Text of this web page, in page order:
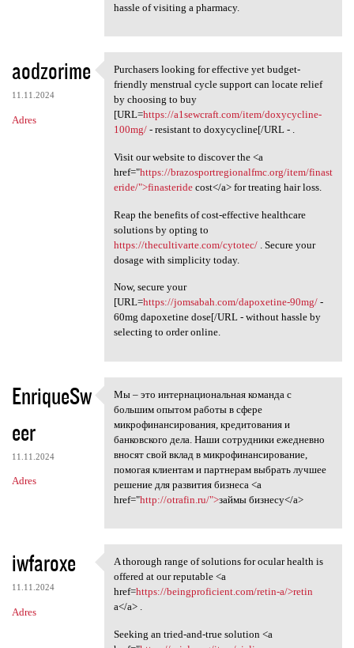
hassle of visiting a pharmacy.
aodzorime
11.11.2024
Adres
Purchasers looking for
Purchasers looking for effective yet budget-
friendly menstrual cycle support can locate relief
by choosing to buy
[URL=https://a1sewcraft.com/item/doxycycline-
100mg/- resistant to doxycycline[/URL - .
Visit our website to discover the <a
href="https://brazosportregionalfmc.org/item/finast
eride/">finasteridecost</a> for treating hair loss.
Reap the benefits of cost-effective healthcare
solutions by opting to
https://thecultivarte.com/cytotec/. Secure your
dosage with simplicity today.
Now, secure your
[URL=https://jomsabah.com/dapoxetine-90mg/-
60mg dapoxetine dose[/URL - without hassle by
selecting to order online.
EnriqueSw
eer
11.11.2024
Adres
Мы – это интернациональная
Мы – это интернациональная команда с
большим опытом работы в сфере
микрофинансирования, кредитования и
банковского дела. Наши сотрудники ежедневно
вносят свой вклад в микрофинансирование,
помогая клиентам и партнерам выбрать лучшее
решение для развития бизнеса <a
href="http://otrafin.ru/">займы бизнесу</a>
iwfaroxe
11.11.2024
Adres
A thorough range of solutions
A thorough range of solutions for ocular health is
offered at our reputable <a
href=https://beingproficient.com/retin-a/>retin
a</a> .
Seeking an tried-and-true solution <a